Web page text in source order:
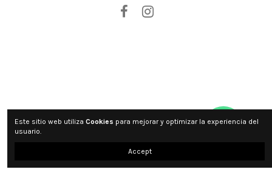
Este sitio web utiliza Cookies para mejorar y optimizar la experiencia del
usuario.
Accept